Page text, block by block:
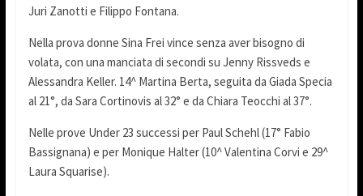
Juri Zanotti e Filippo Fontana.
Nella prova donne Sina Frei vince senza aver bisogno di
volata, con una manciata di secondi su Jenny Rissveds e
Alessandra Keller. 14^ Martina Berta, seguita da Giada Specia
al 21°, da Sara Cortinovis al 32° e da Chiara Teocchi al 37°.
Nelle prove Under 23 successi per Paul Schehl (17° Fabio
Bassignana) e per Monique Halter (10^ Valentina Corvi e 29^
Laura Squarise).